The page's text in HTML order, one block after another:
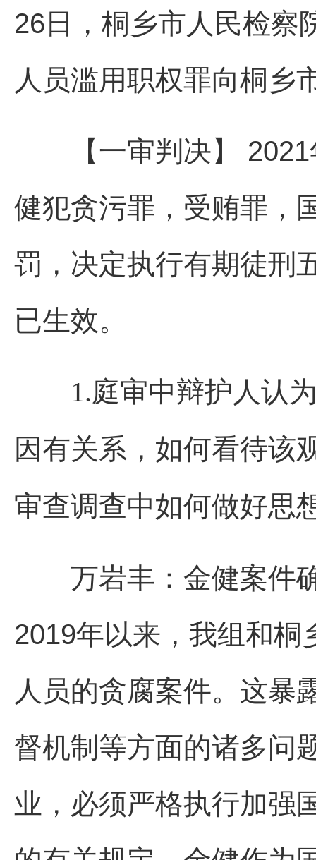
26日，桐乡市人民检察
人员滥用职权罪向桐乡
【一审判决】 2021
健犯贪污罪，受贿罪，
罚，决定执行有期徒刑
已生效。
1.庭审中辩护人认
因有关系，如何看待该
审查调查中如何做好思
万岩丰：金健案件确
2019年以来，我组和桐
人员的贪腐案件。这暴
督机制等方面的诸多问
业，必须严格执行加强